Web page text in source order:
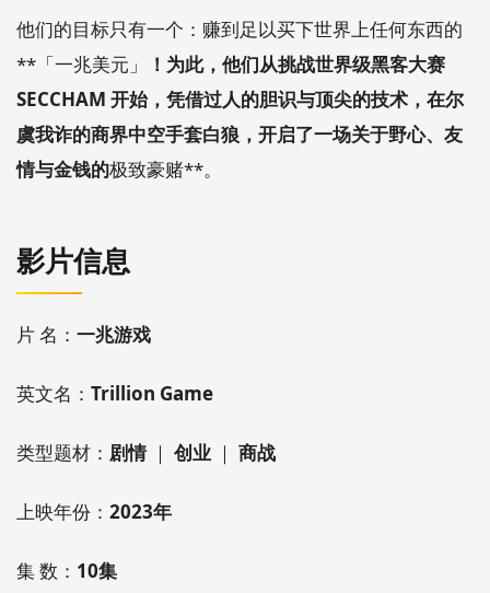
他们的目标只有一个：赚到足以买下世界上任何东西的
**「一兆美元」
！为此，他们从挑战世界级黑客大赛
SECCHAM 开始，凭借过人的胆识与顶尖的技术，在尔
虞我诈的商界中空手套白狼，开启了一场关于野心、友
情与金钱的极致豪赌**。
影片信息
片 名： 一兆游戏
英文名： Trillion Game
类型题材： 剧情｜ 创业 ｜ 商战
上映年份： 2023年
集 数： 10集